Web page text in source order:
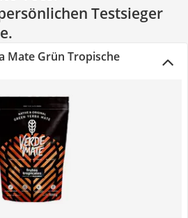
Testsieger
Mate Grün Tropische